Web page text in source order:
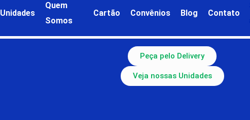
Unidades
Quem
Somos
Cartão Convênios Blog Contato
Peça pelo Delivery
Veja nossas Unidades